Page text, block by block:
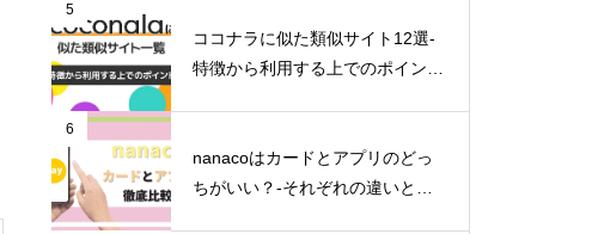
5
ココナラに似た類似サイト12選-
特徴から利用する上でのポイン
6
nanacoはカードとアプリのどっ
ちがいい？-それぞれの違いとメ